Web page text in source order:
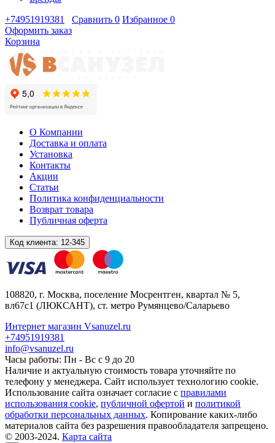
+74951919381
Сравнить 0 Избранное 0
Оформить заказ
Корзина
О Компании
Доставка и оплата
Установка
Контакты
Акции
Статьи
Политика конфиденциальности
Возврат товара
Публичная оферта
Код клиента: 12-345
108820, г. Москва, поселение Мосрентген, квартал № 5,
вл67с1 (ЛЮКСАНТ), ст. метро Румянцево/Саларьево
Интернет магазин Vsanuzel.ru
+74951919381
info@vsanuzel.ru
Часы работы: Пн - Вс с 9 до 20
Наличие и актуальную стоимость товара уточняйте по
телефону у менеджера. Сайт использует технологию cookie.
Использование сайта означает согласие с правилами
использования cookie, публичной офертой и политикой
обработки персональных данных. Копирование каких-либо
материалов сайта без разрешения правообладателя запрещено.
© 2003-2024. Карта сайта